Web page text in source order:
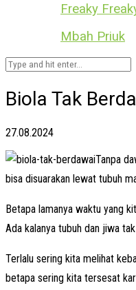
Freaky
Mbah Priuk
Biola Tak
27.08.2024
Tanpa
bisa disuarakan lewat tubuh
Betapa lamanya waktu yang
Ada kalanya tubuh dan jiwa
Terlalu sering kita melihat
betapa sering kita tersesat